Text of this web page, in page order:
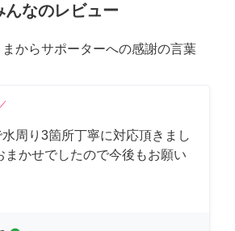
んなのレビュー
からサポーターへの感謝の言葉
周り3箇所丁寧に対応頂きまし
まかせでしたので今後もお願い